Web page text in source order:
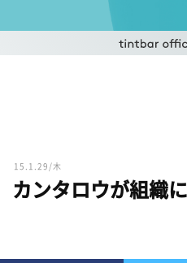
15.1.29/木
カンタロウが組織